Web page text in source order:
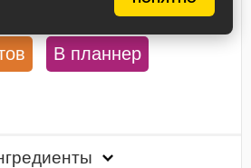
В планнер